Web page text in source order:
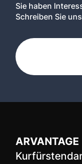
Sie haben
Schreiben Sie
ARVANTAGE